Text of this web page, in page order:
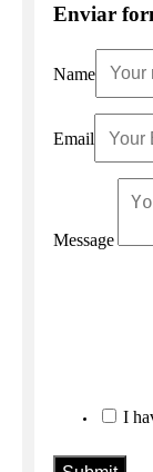
Enviar
Name
Email
Message
I